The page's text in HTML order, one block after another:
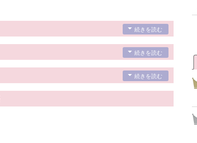
続きを読む
続きを読む
続きを読む